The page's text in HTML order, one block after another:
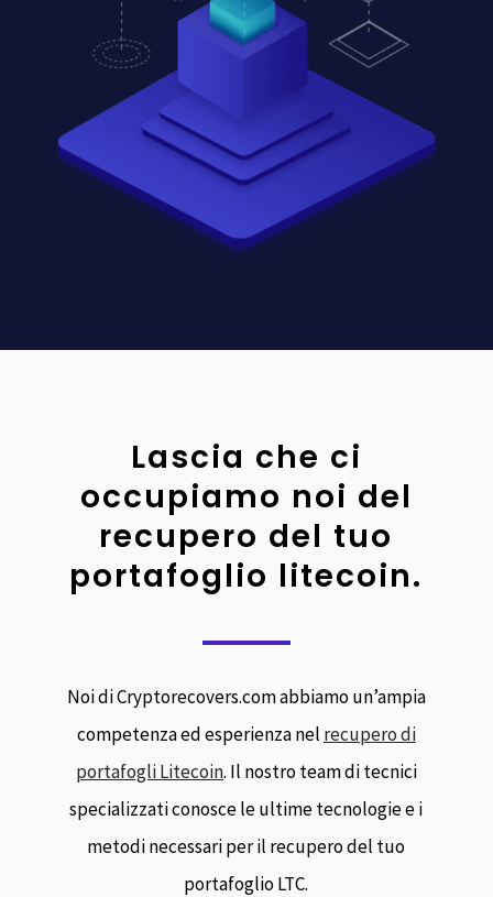
Lascia che ci
occupiamo noi del
recupero del tuo
portafoglio litecoin.
Noi di Cryptorecovers.com abbiamo un’ampia
competenza ed esperienza nel recupero di
portafogli Litecoin. Il nostro team di tecnici
specializzati conosce le ultime tecnologie e i
metodi necessari per il recupero del tuo
portafoglio LTC.